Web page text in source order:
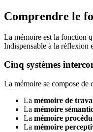
Comprendre le
La mémoire est la fonction
Indispensable à la réflexion
Cinq systèmes
La mémoire se compose de
La mémoire de
La mémoire
La mémoire
La mémoire